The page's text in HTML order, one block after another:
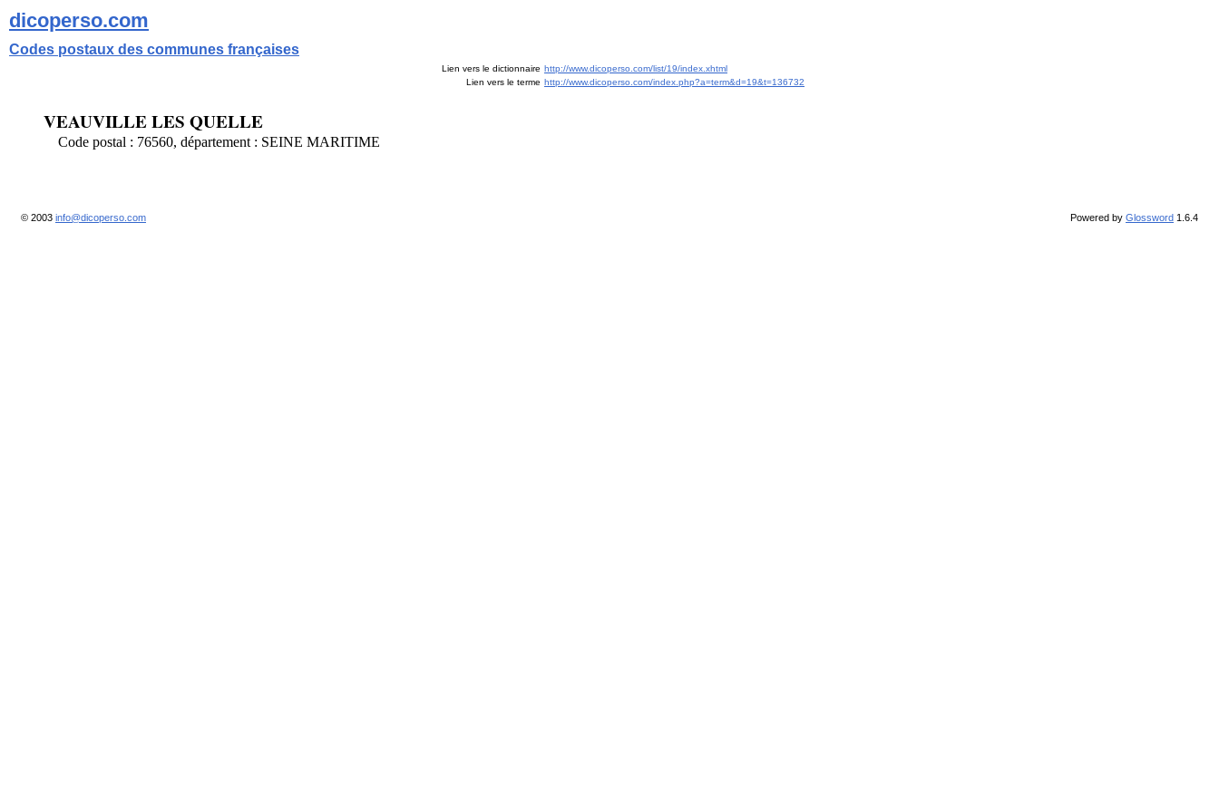
dicoperso.com
Codes postaux des communes françaises
Lien vers le dictionnaire http://www.dicoperso.com/list/19/index.xhtml
Lien vers le terme http://www.dicoperso.com/index.php?a=term&d=19&t=136732
VEAUVILLE LES QUELLE
Code postal : 76560, département : SEINE MARITIME
© 2003 info@dicoperso.com Powered by Glossword 1.6.4